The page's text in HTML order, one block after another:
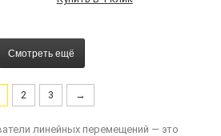
Смотреть ещё
2 3 →
линейных перемещений — это